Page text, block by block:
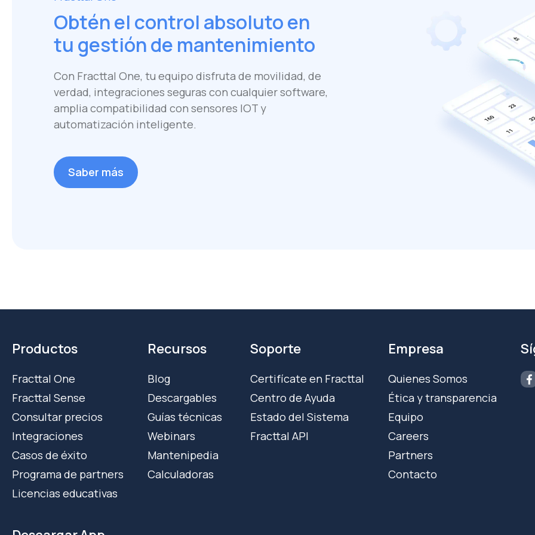
Obtén el control absoluto en
tu gestión de mantenimiento
Con Fracttal One, tu equipo disfruta de movilidad, de
verdad, integraciones seguras con cualquier software,
amplia compatibilidad con sensores IOT y
automatización inteligente.
Saber más
Productos
Fracttal One
Fracttal Sense
Consultar precios
Integraciones
Casos de éxito
Programa de partners
Licencias educativas
Recursos
Blog
Descargables
Guías técnicas
Webinars
Mantenipedia
Calculadoras
Soporte
Certifícate en Fracttal
Centro de Ayuda
Estado del Sistema
Fracttal API
Empresa
Quienes Somos
Ética y transparencia
Equipo
Careers
Partners
Contacto